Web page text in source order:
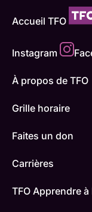
Accueil TFO
Instagram
À propos de TFO
Grille horaire
Faites un don
Carrières
TFO Apprendre